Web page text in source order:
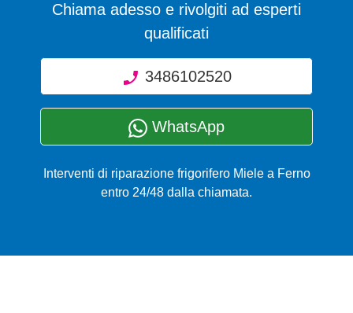
Chiama adesso e rivolgiti ad esperti
qualificati
3486102520
WhatsApp
Interventi di riparazione frigorifero Miele a Ferno
entro 24/48 dalla chiamata.